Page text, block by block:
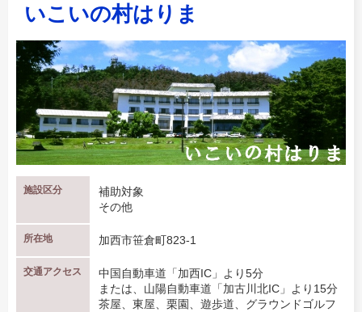
いこいの村はりま
施設区分
補助対象
その他
所在地 加西市笹倉町823-1
交通アクセス
中国自動車道「加西IC」より5分
または、山陽自動車道「加古川北IC」より15分
茶屋、東屋、栗園、遊歩道、グラウンドゴルフ